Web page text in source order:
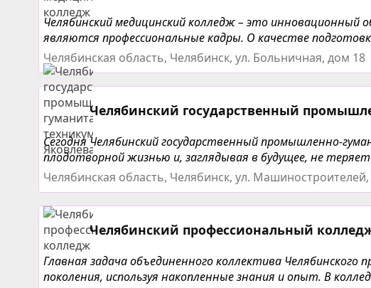
Челябинский медицинский колледж – это
являются профессиональные кадры. О качестве
Челябинская область, Челябинск, ул. Больничная, дом 18
Челябинский государственный
Сегодня Челябинский государственный промышленно-
плодотворной жизнью и, заглядывая в будущее, не
Челябинская область, Челябинск, ул.
Челябинский профессиональный
Главная задача объединенного коллектива Челябинского
поколения, используя накопленные знания и опыт. В